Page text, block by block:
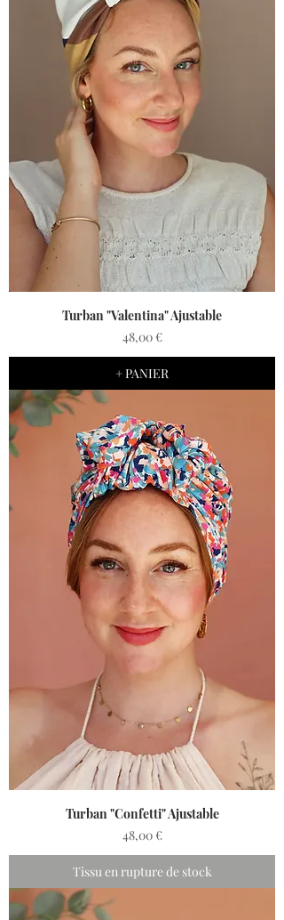
Turban "Valentina" Ajustable
Prix
48,00 €
+ PANIER
Turban "Confetti" Ajustable
Prix
48,00 €
Tissu en rupture de stock